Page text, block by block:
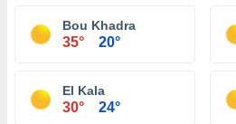
Bou Khadra
35° 20°
El Kala
30° 24°